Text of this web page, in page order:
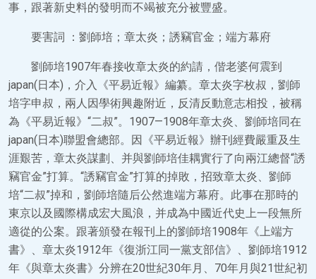
事，跟著新史料的發明而不竭被充分被豐盛。
要害詞 ：劉師培；章太炎；誘竊官金；端方幕府
劉師培1907年春接收章太炎的約請，偕老婆何震到
japan(日本)，介入《平易近報》編纂。章太炎字枚叔，劉師
培字申叔，兩人因學術興趣附近，反清反動意志相投，被稱
為《平易近報》“二叔”。1907—1908年章太炎、劉師培同在
japan(日本)聯盟會總部。因《平易近報》辦刊經費嚴重及生
涯艱苦，章太炎謀劃、并與劉師培佳耦實行了向兩江總督“誘
竊官金”打算。“誘竊官金”打算的掉敗，招致章太炎、劉師
培“二叔”掉和，劉師培隨后公然進端方幕府。此事在那時的
東京以及國際構成宏大風浪，并成為中國近代史上一段無所
適從的公案。跟著頒發在報刊上的劉師培1908年《上端方
書》、章太炎1912年《復浙江同一黨支部信》、劉師培1912
年《與章太炎書》分辨在20世紀30年月、70年月與21世紀初